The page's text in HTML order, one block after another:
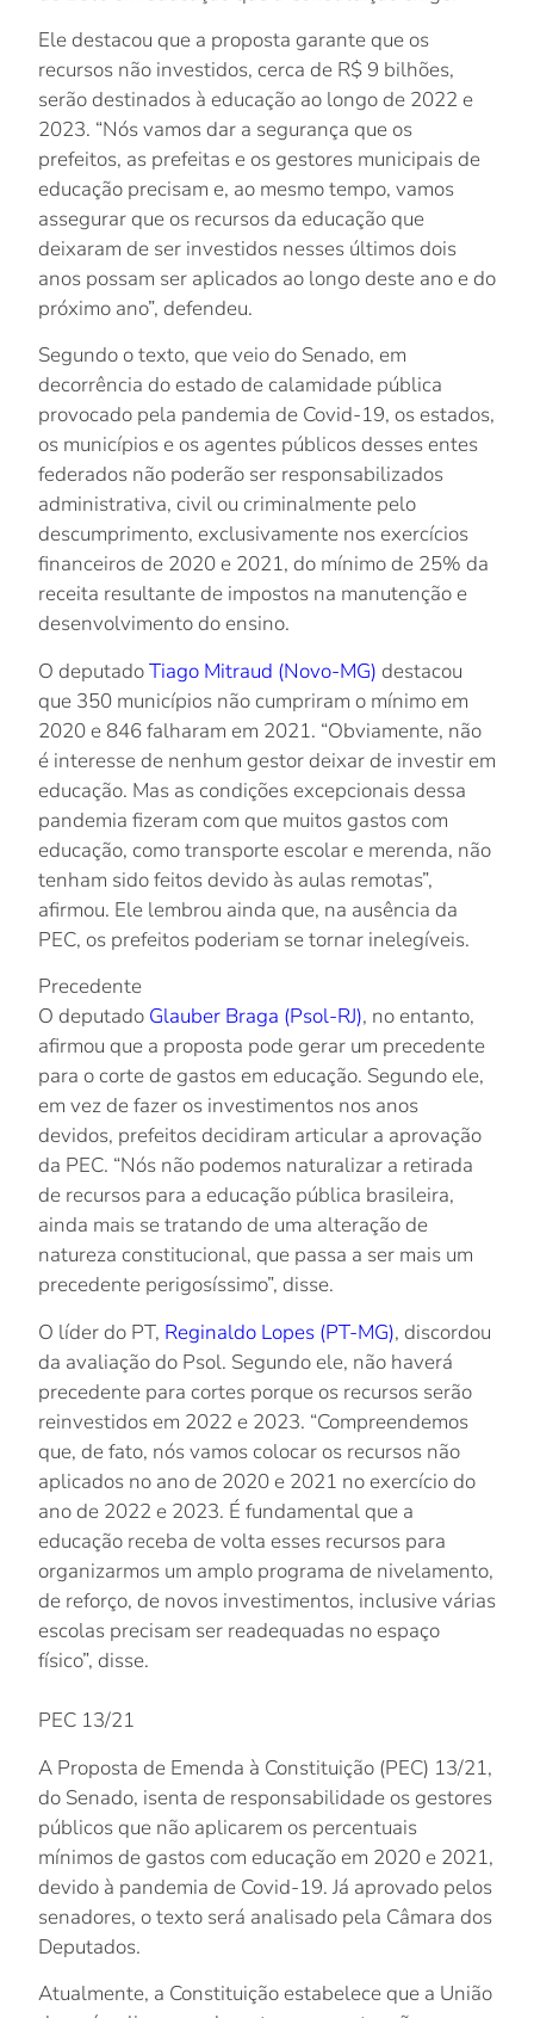
Ele destacou que a proposta garante que os
recursos não investidos, cerca de R$ 9 bilhões,
serão destinados à educação ao longo de 2022 e
2023. “Nós vamos dar a segurança que os
prefeitos, as prefeitas e os gestores municipais de
educação precisam e, ao mesmo tempo, vamos
assegurar que os recursos da educação que
deixaram de ser investidos nesses últimos dois
anos possam ser aplicados ao longo deste ano e do
próximo ano”, defendeu.
Segundo o texto, que veio do Senado, em
decorrência do estado de calamidade pública
provocado pela pandemia de Covid-19, os estados,
os municípios e os agentes públicos desses entes
federados não poderão ser responsabilizados
administrativa, civil ou criminalmente pelo
descumprimento, exclusivamente nos exercícios
financeiros de 2020 e 2021, do mínimo de 25% da
receita resultante de impostos na manutenção e
desenvolvimento do ensino.
O deputadoTiago Mitraud (Novo-MG) destacou
que 350 municípios não cumpriram o mínimo em
2020 e 846 falharam em 2021. “Obviamente, não
é interesse de nenhum gestor deixar de investir em
educação. Mas as condições excepcionais dessa
pandemia fizeram com que muitos gastos com
educação, como transporte escolar e merenda, não
tenham sido feitos devido às aulas remotas”,
afirmou. Ele lembrou ainda que, na ausência da
PEC, os prefeitos poderiam se tornar inelegíveis.
Precedente
O deputado Glauber Braga (Psol-RJ), no entanto,
afirmou que a proposta pode gerar um precedente
para o corte de gastos em educação. Segundo ele,
em vez de fazer os investimentos nos anos
devidos, prefeitos decidiram articular a aprovação
da PEC. “Nós não podemos naturalizar a retirada
de recursos para a educação pública brasileira,
ainda mais se tratando de uma alteração de
natureza constitucional, que passa a ser mais um
precedente perigosíssimo”, disse.
O líder do PT, Reginaldo Lopes (PT-MG), discordou
da avaliação do Psol. Segundo ele, não haverá
precedente para cortes porque os recursos serão
reinvestidos em 2022 e 2023. “Compreendemos
que, de fato, nós vamos colocar os recursos não
aplicados no ano de 2020 e 2021 no exercício do
ano de 2022 e 2023. É fundamental que a
educação receba de volta esses recursos para
organizarmos um amplo programa de nivelamento,
de reforço, de novos investimentos, inclusive várias
escolas precisam ser readequadas no espaço
físico”, disse.
PEC 13/21
A Proposta de Emenda à Constituição (PEC) 13/21,
do Senado, isenta de responsabilidade os gestores
públicos que não aplicarem os percentuais
mínimos de gastos com educação em 2020 e 2021,
devido à pandemia de Covid-19. Já aprovado pelos
senadores, o texto será analisado pela Câmara dos
Deputados.
Atualmente, a Constituição estabelece que a União